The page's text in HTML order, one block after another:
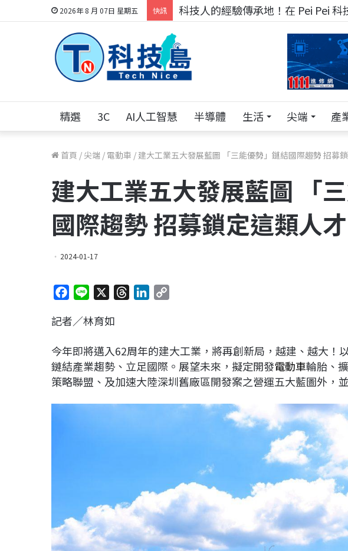
2026年 8 月 07日 星期五 快訊 科技人的經驗傳承地！在 Pei Pei 科
精選 3C AI人工智慧 半導體 生活 尖端 產
首頁 /尖端 / 電動車 / 建大工業五大發展藍圖 「三能優勢」鏈結國際趨勢 招募
建大工業五大發展藍圖 「
國際趨勢 招募鎖定這類人才
2024-01-17
c
b
o
o
n
a
d
s
e
d
I
L
i
n
記者／林育如
今年即將邁入62周年的建大工業，將再創新局，越建、越大！以
鏈結產業趨勢、立足國際。展望未來，擬定開發電動車輪胎、
策略聯盟、及加速大陸深圳舊廠區開發案之營運五大藍圖外，